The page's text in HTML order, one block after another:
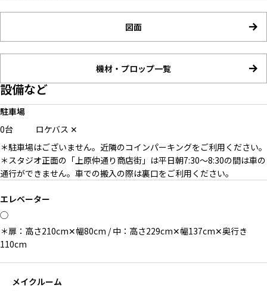
図面
機材・プロップ一覧
設備など
駐車場
0台
ロケバス ✕
＊駐車場はございません。近隣のコインパーキングをご利用ください。
＊スタジオ正面の「上原仲通り商店街」は平日朝7:30〜8:30の間は車の
通行ができません。車での搬入の際は裏口をご利用ください。
エレベーター
◯
＊扉：高さ210cm✕幅80cm / 中：高さ229cm✕幅137cm✕奥行き
110cm
メイクルーム